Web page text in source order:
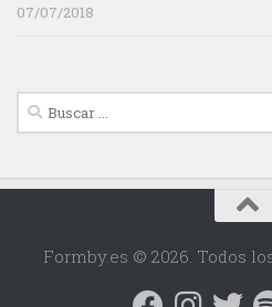
07/07/2018
Buscar:
Formby.es © 2026. Todos